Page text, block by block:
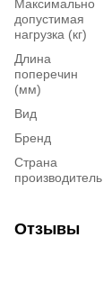
Максимально
допустимая
нагрузка (кг)
Длина
поперечин
(мм)
Вид
Бренд
Страна
производитель
Отзывы